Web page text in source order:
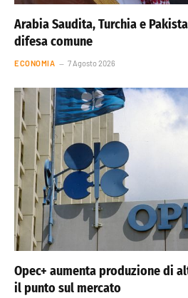
Arabia Saudita, Turchia e
difesa comune
ECONOMIA 7 Agosto 2026
Opec+ aumenta produzione di
il punto sul mercato